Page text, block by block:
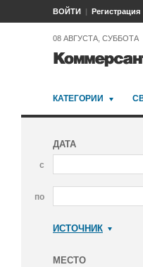
ВОЙТИ Регистрация
08 АВГУСТА, СУББОТА
КАТЕГОРИИ
ДАТА
с
по
ИСТОЧНИК
МЕСТО